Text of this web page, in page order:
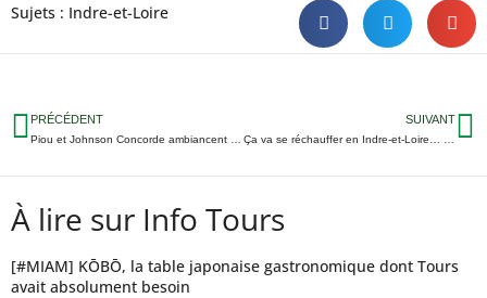
Sujets : Indre-et-Loire
PRÉCÉDENT SUIVANT
À lire sur Info Tours
[#MIAM] KŌBŌ, la table japonaise gastronomique dont Tours
avait absolument besoin